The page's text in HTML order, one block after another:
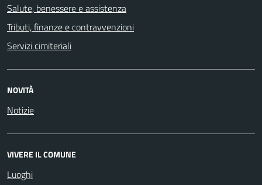
Salute, benessere e assistenza
Tributi, finanze e contravvenzioni
Servizi cimiteriali
NOVITÀ
Notizie
VIVERE IL COMUNE
Luoghi